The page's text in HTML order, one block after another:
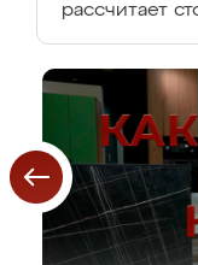
рассчитает